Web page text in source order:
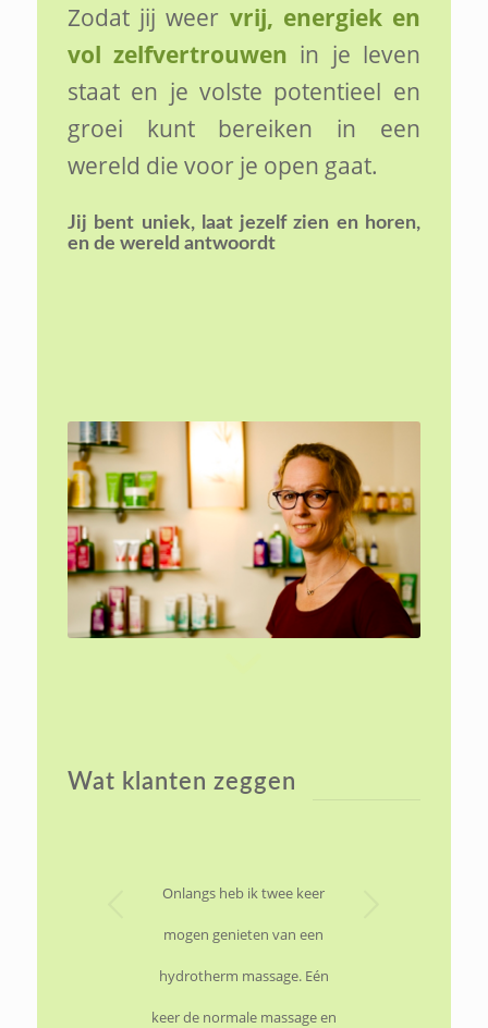
Zodat jij weer vrij, energiek en
vol zelfvertrouwen in je leven
staat en je volste potentieel en
groei kunt bereiken in een
wereld die voor je open gaat.
Jij bent uniek, laat jezelf zien en horen,
en de wereld antwoordt
Wat klanten zeggen
Onlangs heb ik twee keer
mogen genieten van een
hydrotherm massage. Eén
keer de normale massage en
Volgende